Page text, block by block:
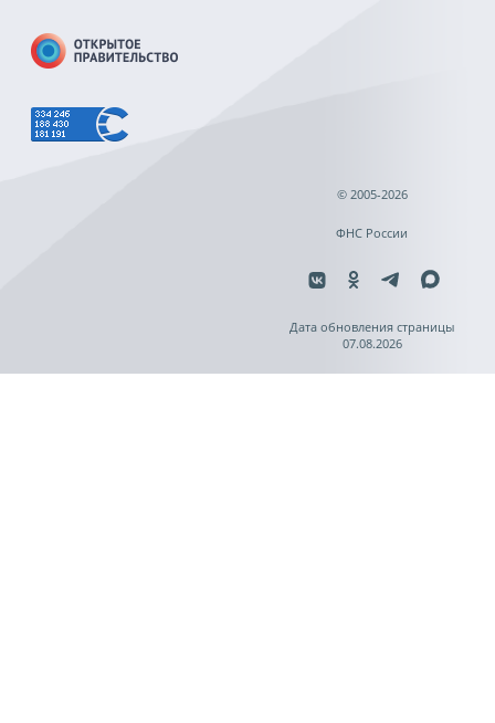
© 2005-2026
ФНС России
Дата обновления страницы
07.08.2026